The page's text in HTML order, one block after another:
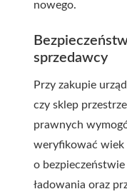
nowego.
sprzedawcy
Przy zakupie
czy sklep
prawnych
weryfikować wiek
o
ładowania oraz